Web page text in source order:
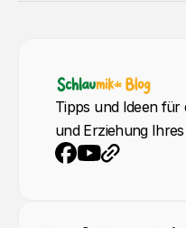
Tipps und Ideen für
und Erziehung